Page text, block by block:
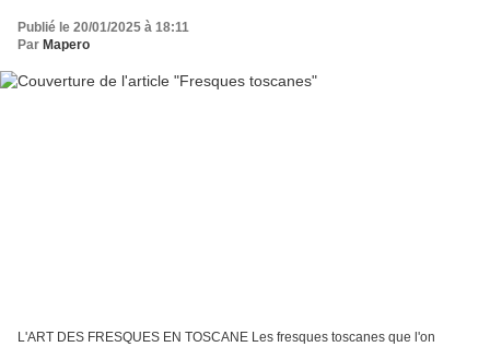
Publié le 20/01/2025 à 18:11
Par Mapero
L'ART DES FRESQUES EN TOSCANE Les fresques toscanes que l'on